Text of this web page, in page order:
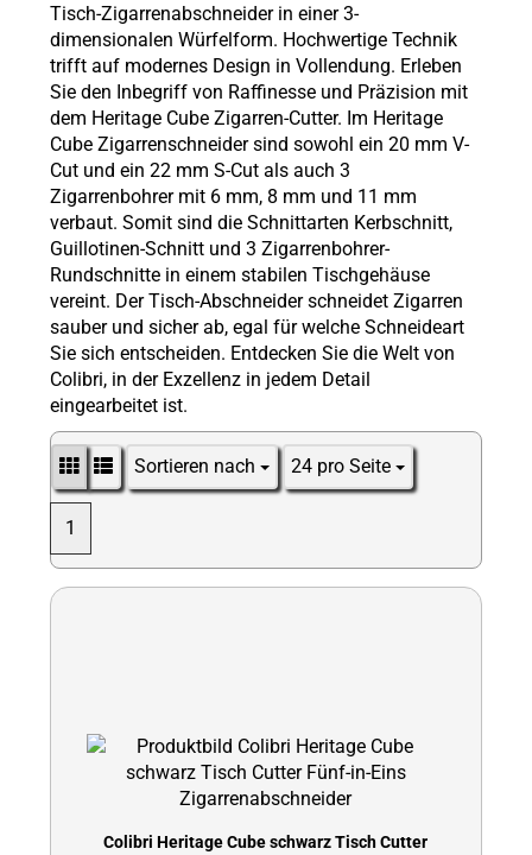
Tisch-Zigarrenabschneider in einer 3-
dimensionalen Würfelform. Hochwertige Technik
trifft auf modernes Design in Vollendung. Erleben
Sie den Inbegriff von Raffinesse und Präzision mit
dem Heritage Cube Zigarren-Cutter. Im Heritage
Cube Zigarrenschneider sind sowohl ein 20 mm V-
Cut und ein 22 mm S-Cut als auch 3
Zigarrenbohrer mit 6 mm, 8 mm und 11 mm
verbaut. Somit sind die Schnittarten Kerbschnitt,
Guillotinen-Schnitt und 3 Zigarrenbohrer-
Rundschnitte in einem stabilen Tischgehäuse
vereint. Der Tisch-Abschneider schneidet Zigarren
sauber und sicher ab, egal für welche Schneideart
Sie sich entscheiden. Entdecken Sie die Welt von
Colibri, in der Exzellenz in jedem Detail
eingearbeitet ist.
Sortieren nach
Sortieren nach 24 pro Seite
pro Seite
1
Colibri Heritage Cube schwarz Tisch Cutter